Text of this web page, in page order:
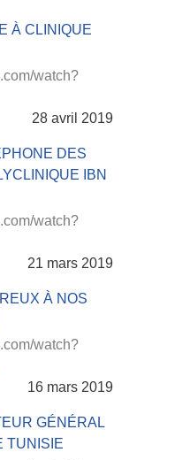
À CLINIQUE
watch?
28 avril 2019
DES
IBN
watch?
21 mars 2019
À NOS
watch?
16 mars 2019
GÉNÉRAL
TUNISIE